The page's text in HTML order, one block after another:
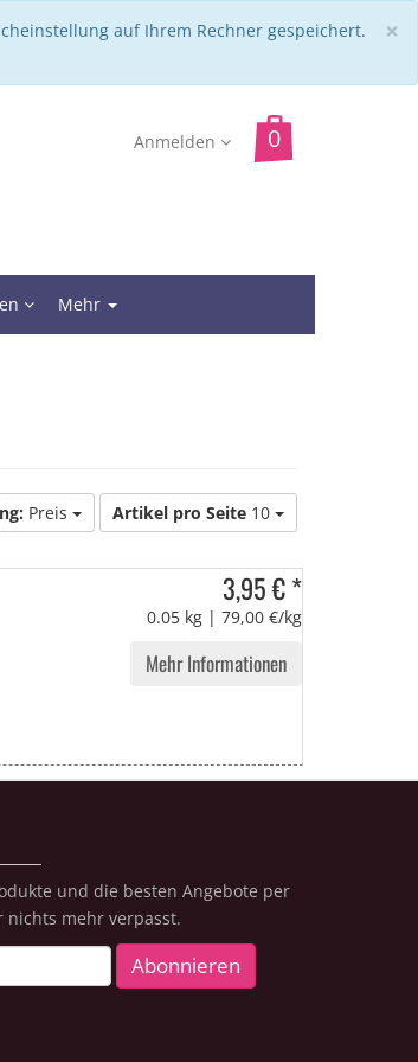
×
auf Ihrem Rechner gespeichert.
Anmelden
Mehr
Preis Artikel pro Seite 10
3,95 € *
0.05 kg | 79,00 €/kg
Mehr Informationen
und die besten Angebote per
nichts mehr verpasst.
Abonnieren